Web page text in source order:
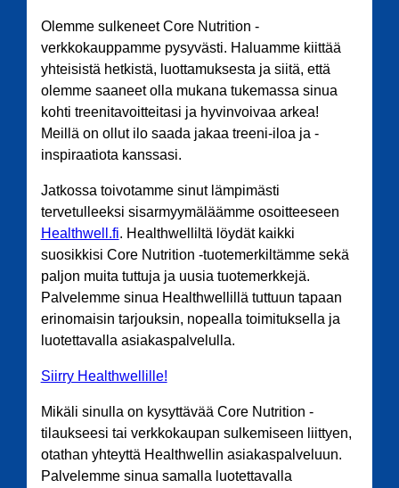
Olemme sulkeneet Core Nutrition -
verkkokauppamme pysyvästi. Haluamme kiittää
yhteisistä hetkistä, luottamuksesta ja siitä, että
olemme saaneet olla mukana tukemassa sinua
kohti treenitavoitteitasi ja hyvinvoivaa arkea!
Meillä on ollut ilo saada jakaa treeni-iloa ja -
inspiraatiota kanssasi.
Jatkossa toivotamme sinut lämpimästi
tervetulleeksi sisarmyymäläämme osoitteeseen
Healthwell.fi. Healthwelliltä löydät kaikki
suosikkisi Core Nutrition -tuotemerkiltämme sekä
paljon muita tuttuja ja uusia tuotemerkkejä.
Palvelemme sinua Healthwellillä tuttuun tapaan
erinomaisin tarjouksin, nopealla toimituksella ja
luotettavalla asiakaspalvelulla.
Siirry Healthwellille!
Mikäli sinulla on kysyttävää Core Nutrition -
tilaukseesi tai verkkokaupan sulkemiseen liittyen,
otathan yhteyttä Healthwellin asiakaspalveluun.
Palvelemme sinua samalla luotettavalla